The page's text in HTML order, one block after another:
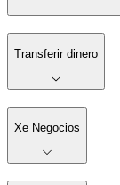
Transferir dinero
Xe Negocios